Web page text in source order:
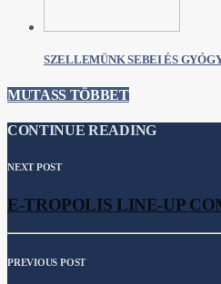
SZELLEMÜNK SEBEI ÉS
MUTASS TÖBBET
CONTINUE READING
NEXT POST
E-TROPOLIS LINE-UP
PREVIOUS POST